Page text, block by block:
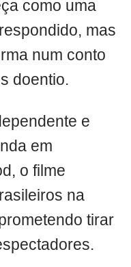
como uma
mas
num conto
doentio.
e
em
o filme
na
tirar